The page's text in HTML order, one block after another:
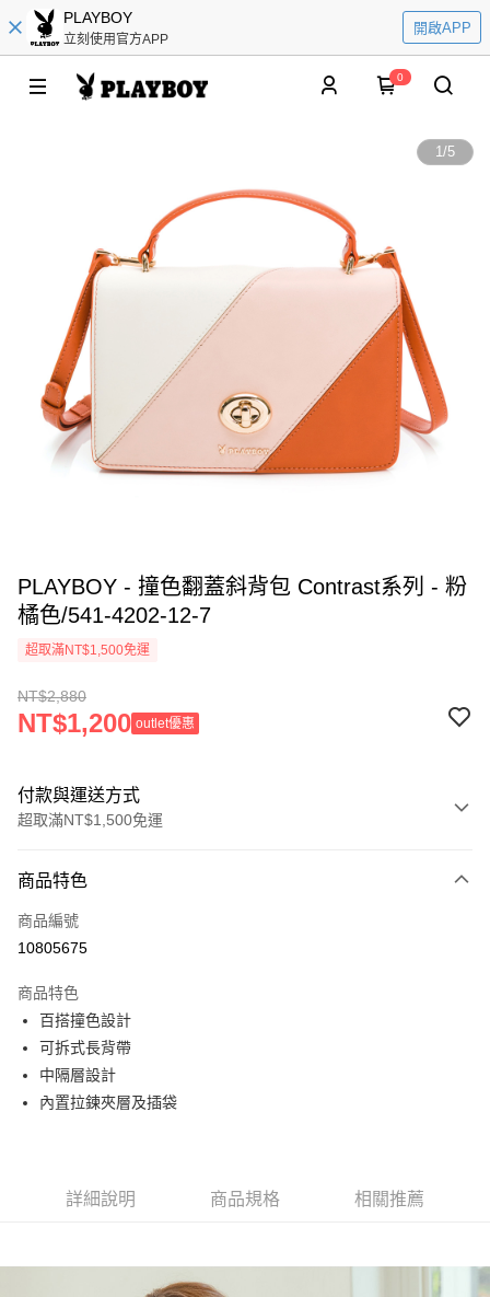
PLAYBOY
立刻使用官方APP
開啟APP
0
1/5
PLAYBOY - 撞色翻蓋斜背包 Contrast系列 - 粉
橘色/541-4202-12-7
超取滿NT$1,500免運
NT$2,880
NT$1,200 outlet優惠
付款與運送方式
超取滿NT$1,500免運
信用卡一次付款
超商取貨付款
Apple Pay
街口支付
悠遊付
【大哥付你分期使用說明】
1.本服務由台灣大哥大提供，台灣大哥大用戶可立即使用無須另外申請。
成交易。
3.實際核准額度、可分期數及費用金額請依後續交易確認頁面所載為準。
AFTEE先享後付
AFTEE先享後付是「在收到商品之後才付款」的支付方式。 讓您購物簡單
ATM付款
商品特色
商品編號
10805675
商品特色
百搭撞色設計
可拆式長背帶
中隔層設計
內置拉鍊夾層及插袋
詳細說明 商品規格 相關推薦